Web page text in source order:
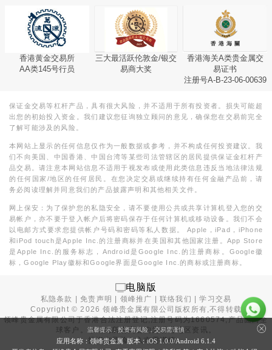
香港黄金交易所
AA类145号行员
三大最活跃伦敦金/银交
易商大奖
香港海关A类贵金属交
易证书
注册号A-B-23-06-00639
保证金交易等杠杆产品，具有很大风险，并不适用于所有投资者。损失可能超
出您的初始投入资金。我们建议您征询独立顾问的意见，确保您在交易前完全
了解可能涉及的风险。
本网站上显示的任何信息仅作为一般数据或参考，并不构成任何投资建议。我
们不向美国、中国香港、中国台湾等某些司法管辖区的居民提供保证金杠杆产
品交易。请注意本网站信息不适用于视发布或使用此类信息违反当地法律法规
的任何国家/地区的任何居民。在您决定交易或继续持有任何金融产品前，请
务必阅读理解并同意我们的产品披露声明和其他相关文件。
网上保安：为了保护您的私隐安全，请不要使用公共或共享计算机登入您的交
易帐户，亦不要于登入帐户后将密码保存于任何计算机或移动设备。我们不会
以电邮方式要求您提供帐户号码和密码等私人数据。 Apple，iPad，iPhone
和iPod touch是Apple Inc.的注册商标并在美国和其他国家注册。App Store
是Apple Inc.的服务标志，Android是Google Inc.的注册商标。Google徽
标，Google Play徽标和Google界面是Google Inc.的商标或注册商标。
电脑版
私隐条款 |免责声明 领峰推广 |联络我们 |学习交易
Copyright ©2026 领峰贵金属有限公司版权所有,不得转载
领峰贵金属有限公司于香港合法注册登记,注册号码为1660574,产品面向全
球客户。本站内所有内容均为香港地区资讯。
投资有风险，入市需谨慎。
温馨提示：投资有风险，交易需谨慎
应用名称：领峰贵金属 版本：iOS 1.0.0/Android 6.1.4